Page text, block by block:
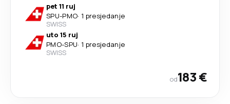
pet 11 ruj
SPU-PMO· 1 presjedanje
SWISS
uto 15 ruj
PMO-SPU· 1 presjedanje
SWISS
od183 €